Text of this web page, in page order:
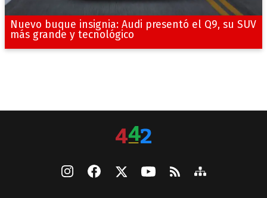
Nuevo buque insignia: Audi presentó el Q9, su SUV
más grande y tecnológico